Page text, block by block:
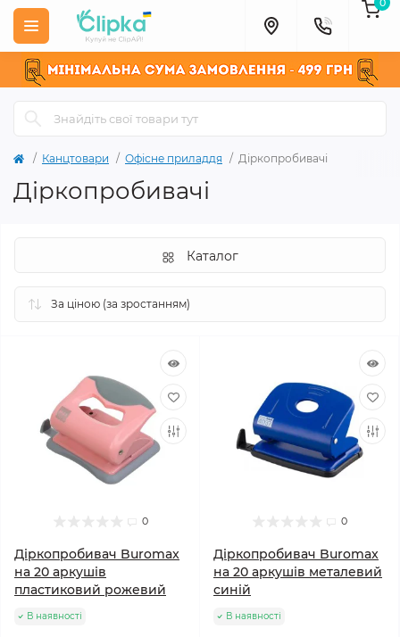
Канцтовари Офісне приладдя Діркопробивачі
Діркопробивачі
Каталог
0
Діркопробивач Buromax
на 20 аркушів
пластиковий рожевий
В наявності
0
Діркопробивач Buromax
на 20 аркушів металевий
синій
В наявності